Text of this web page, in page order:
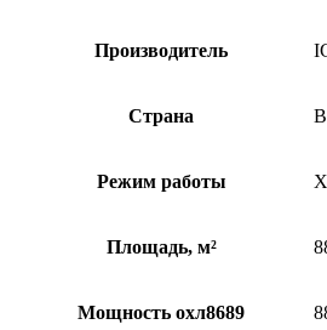
Производитель
Страна
Режим работы
Площадь, м²
Мощность охл8689